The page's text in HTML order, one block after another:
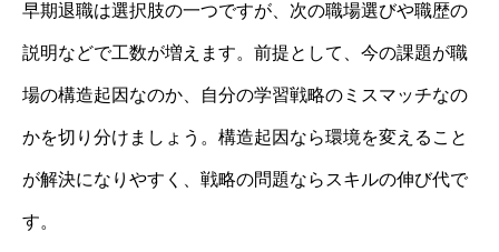
早期退職は選択肢の一つですが、次の職場選びや職歴の
説明などで工数が増えます。前提として、今の課題が職
場の構造起因なのか、自分の学習戦略のミスマッチなの
かを切り分けましょう。構造起因なら環境を変えること
が解決になりやすく、戦略の問題ならスキルの伸び代で
す。